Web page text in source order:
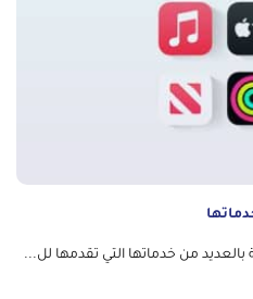
من خدماتها التي تقدمها لل...